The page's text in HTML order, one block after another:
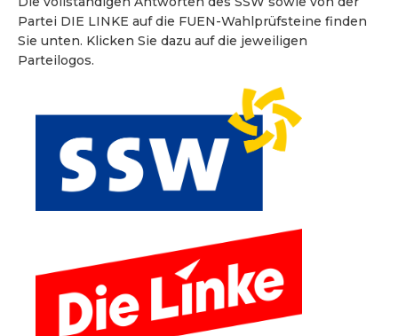
Partei DIE LINKE auf die FUEN-Wahlprüfsteine finden
Sie unten. Klicken Sie dazu auf die jeweiligen
Parteilogos.